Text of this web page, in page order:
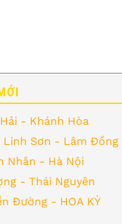
- Khánh Hòa
Linh Sơn - Lâm Đồng
Nhân - Hà Nội
- Thái Nguyên
Đường - HOA KỲ